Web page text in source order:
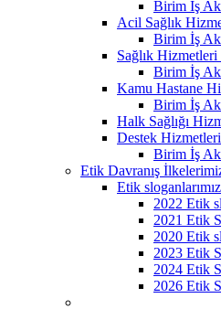
Birim İş
Acil Sağlık
Birim İş
Sağlık Hizmetleri
Birim İş
Kamu Hastane
Birim İş
Halk Sağlığı
Destek Hizmetleri
Birim İş
Etik Davranış
Etik sloganlarımız
2022 Etik
2021 Etik
2020 Etik
2023 Etik
2024 Etik
2026 Etik